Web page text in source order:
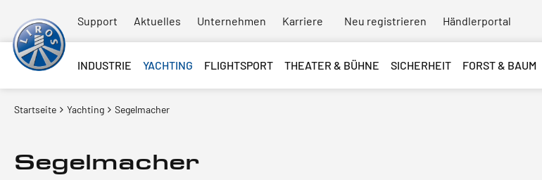
Support Aktuelles Unternehmen Karriere Neu registrieren Händlerportal
INDUSTRIE YACHTING FLIGHTSPORT THEATER & BÜHNE SICHERHEIT FORST & BAUM
Startseite Yachting Segelmacher
Segelmacher